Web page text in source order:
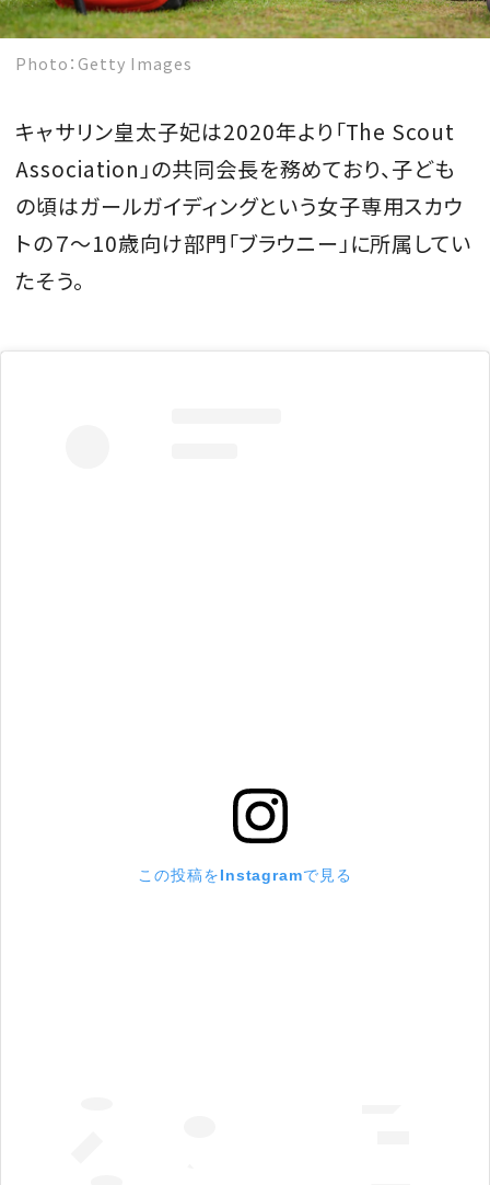
Photo：Getty Images
キャサリン皇太子妃は2020年より「The Scout
Association」の共同会長を務めており、子ども
の頃はガールガイディングという女子専用スカウ
トの７〜10歳向け部門「ブラウニー」に所属してい
たそう。
この投稿をInstagramで見る